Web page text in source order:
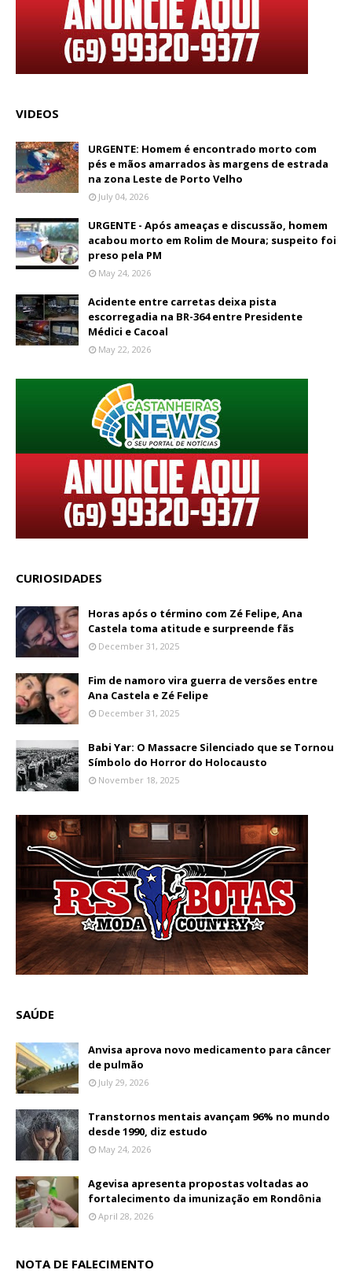
VIDEOS
URGENTE: Homem é encontrado morto com
pés e mãos amarrados às margens de estrada
na zona Leste de Porto Velho
July 04, 2026
URGENTE - Após ameaças e discussão, homem
acabou morto em Rolim de Moura; suspeito foi
preso pela PM
May 24, 2026
Acidente entre carretas deixa pista
escorregadia na BR-364 entre Presidente
Médici e Cacoal
May 22, 2026
CURIOSIDADES
Horas após o término com Zé Felipe, Ana
Castela toma atitude e surpreende fãs
December 31, 2025
Fim de namoro vira guerra de versões entre
Ana Castela e Zé Felipe
December 31, 2025
Babi Yar: O Massacre Silenciado que se Tornou
Símbolo do Horror do Holocausto
November 18, 2025
SAÚDE
Anvisa aprova novo medicamento para câncer
de pulmão
July 29, 2026
Transtornos mentais avançam 96% no mundo
desde 1990, diz estudo
May 24, 2026
Agevisa apresenta propostas voltadas ao
fortalecimento da imunização em Rondônia
April 28, 2026
NOTA DE FALECIMENTO